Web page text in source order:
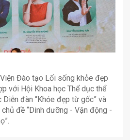
Đào tạo Lối sống khỏe đẹp
với Hội Khoa học Thể dục thể
đàn “Khỏe đẹp từ gốc” và
đề “Dinh dưỡng - Vận động -